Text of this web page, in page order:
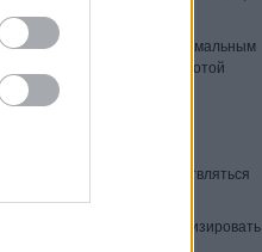
проверки.
for Mac отличается минимальным
а также низкой частотой
for Mac могут осуществляться
и эффективно стандартизировать